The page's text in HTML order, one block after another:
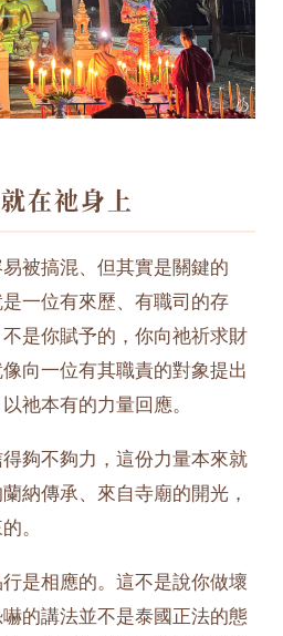
在祂身上
被搞混、但其實是關鍵的
一位有來歷、有職司的存
是你賦予的，你向祂祈求財
向一位有其職責的對象提出
祂本有的力量回應。
夠不夠力，這份力量本來就
納傳承、來自寺廟的開光，
。
行是相應的。這不是說你做壞
的講法並不是泰國正法的態